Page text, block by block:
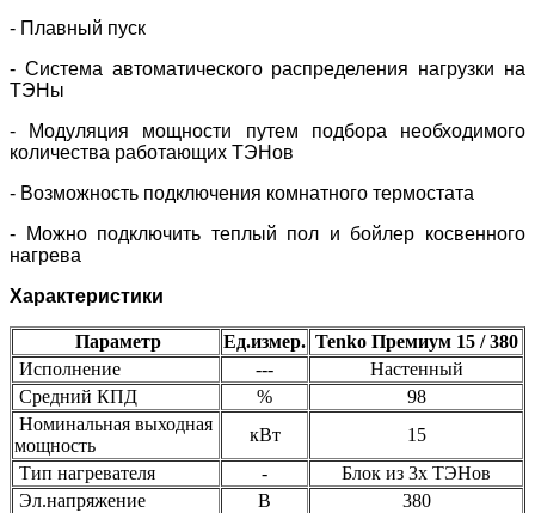
- Плавный пуск
- Система автоматического распределения нагрузки на
ТЭНы
- Модуляция мощности путем подбора необходимого
количества работающих ТЭНов
- Возможность подключения комнатного термостата
- Можно подключить теплый пол и бойлер косвенного
нагрева
Характеристики
Параметр Ед.измер. Tenko Премиум 15 / 380
Исполнение
---
Настенный
Средний КПД
%
98
Номинальная выходная
мощность
кВт
15
Тип нагревателя
-
Блок из 3х ТЭНов
Эл.напряжение
В
380